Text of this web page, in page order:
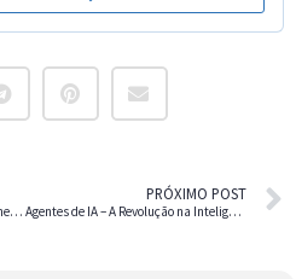
O Incrível Protocolo de Rejuvenescimento de Bryan Johnson
PRÓXIMO POST
Agentes de IA – A Revolução na Inteligência Artificial para 2025 e Além